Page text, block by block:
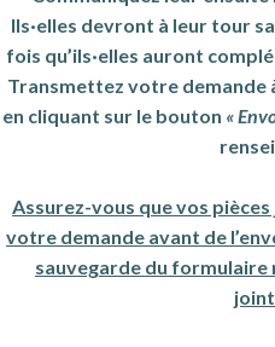
Ils·elles devront à leur tour
fois qu’ils·elles auront
Transmettez votre demande
en cliquant sur le bouton «
Assurez-vous que vos
votre demande avant de
sauvegarde du formulaire